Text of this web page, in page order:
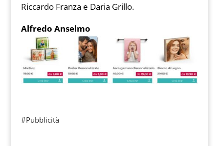
Riccardo Franza e Daria Grillo.
Alfredo Anselmo
#Pubblicità